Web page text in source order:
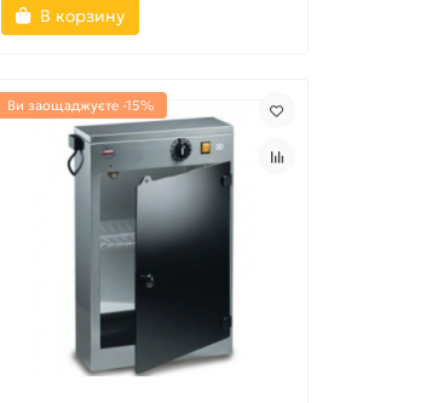
В корзину
Ви заощаджуєте -15%